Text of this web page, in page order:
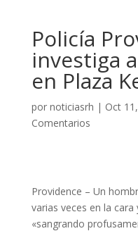
Policía
investiga
en Plaza
por noticiasrh | Oct
Comentarios
Providence – Un
varias veces en la
«sangrando